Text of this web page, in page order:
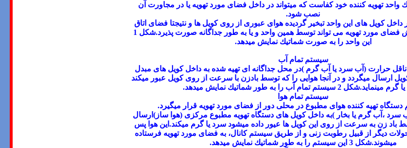
تهویه كننده خود كفاست كه میتواند در داخل فضای مورد تهویه یا در مجاورت آن
نصب شود.
داخل كویل های این واحدتبخیرگردیده هوای عبوری از روی كویل ها و نتیجتا فضای اتاق
را خنك میكند .گرمایش فضای مورد تهویه می تواند توسط همین واحد و یا به طور جداگانه صورت پذیرد.شكل 1
این واحد را به صورت شماتیك نمایش میدهد.
سیستم تمام آب
حرارت (آب سرد یا آب گرم )در محل جداگانه ای تهیه شده به داخل كویل های مبدل
كویل ارسال میگردد و در آنجا هوایی را كه توسط بادزن با سرعت از روی كویل عبور میكند
2 سیستم تمام آب را به طور شماتیك نمایش میدهد.
سیستم تمام هوا
تهیه كننده هوای مطبوع در محلی دور از فضای مورد تهویه قرار میگیرد.
سرد ،آب گرم یا بخار )به داخل كویل های دستگاه تهویه مطبوع مركزی (هوا ساز)ارسال
باد زن به سرعت از روی این كویل ها عیور داده میشود سرد یا گرم میكند.این هوا پس
دیگر از قبیل رطوبت زنی و از طریق سیستم كانال، به فضای مورد تهویه فرستاده
میشوند.شكل 3 این سیستم را به طور شماتیك نمایش میدهد.